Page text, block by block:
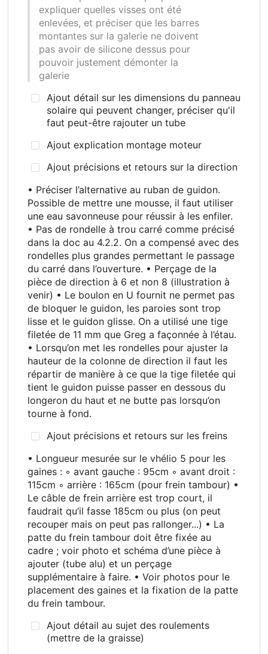
expliquer quelles visses ont été
enlevées, et préciser que les barres
montantes sur la galerie ne doivent
pas avoir de silicone dessus pour
pouvoir justement démonter la
galerie
Ajout détail sur les dimensions du panneau
solaire qui peuvent changer, préciser qu'il
faut peut-être rajouter un tube
Ajout explication montage moteur
Ajout précisions et retours sur la direction
• Préciser l’alternative au ruban de guidon.
Possible de mettre une mousse, il faut utiliser
une eau savonneuse pour réussir à les enfiler.
• Pas de rondelle à trou carré comme précisé
dans la doc au 4.2.2. On a compensé avec des
rondelles plus grandes permettant le passage
du carré dans l’ouverture. • Perçage de la
pièce de direction à 6 et non 8 (illustration à
venir) • Le boulon en U fournit ne permet pas
de bloquer le guidon, les paroies sont trop
lisse et le guidon glisse. On a utilisé une tige
filetée de 11 mm que Greg a façonnée à l’étau.
• Lorsqu’on met les rondelles pour ajuster la
hauteur de la colonne de direction il faut les
répartir de manière à ce que la tige filetée qui
tient le guidon puisse passer en dessous du
longeron du haut et ne butte pas lorsqu’on
tourne à fond.
Ajout précisions et retours sur les freins
• Longueur mesurée sur le vhélio 5 pour les
gaines : ◦ avant gauche : 95cm ◦ avant droit :
115cm ◦ arrière : 165cm (pour frein tambour) •
Le câble de frein arrière est trop court, il
faudrait qu’il fasse 185cm ou plus (on peut
recouper mais on peut pas rallonger...) • La
patte du frein tambour doit être fixée au
cadre ; voir photo et schéma d’une pièce à
ajouter (tube alu) et un perçage
supplémentaire à faire. • Voir photos pour le
placement des gaines et la fixation de la patte
du frein tambour.
Ajout détail au sujet des roulements
(mettre de la graisse)